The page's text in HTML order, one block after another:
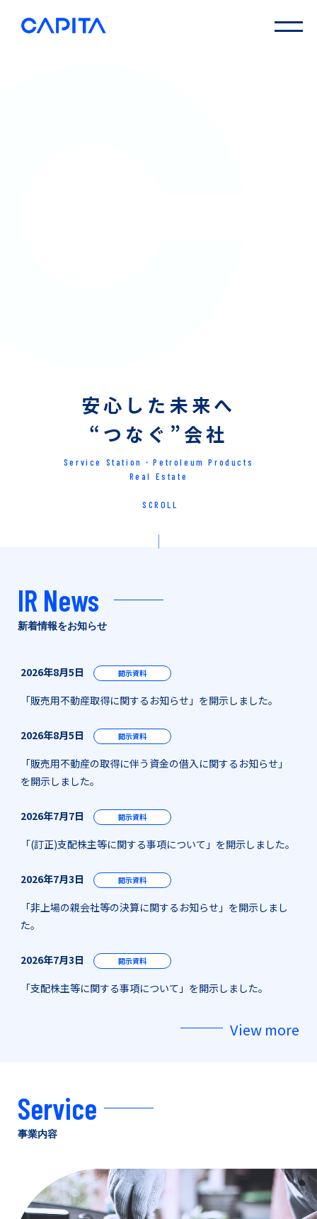
安心した未来へ
“つなぐ”会社
Service Station ・Petroleum Products
Real Estate
SCROLL
IR News
新着情報をお知らせ
2026年8月5日 開示資料
「販売用不動産取得に関するお知らせ」を開示しました。
2026年8月5日 開示資料
「販売用不動産の取得に伴う資金の借入に関するお知らせ」
を開示しました。
2026年7月7日 開示資料
「(訂正)支配株主等に関する事項について」を開示しました。
2026年7月3日 開示資料
「非上場の親会社等の決算に関するお知らせ」を開示しまし
た。
2026年7月3日 開示資料
「支配株主等に関する事項について」を開示しました。
View more
Service
事業内容